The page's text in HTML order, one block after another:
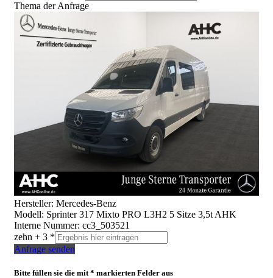
Thema der Anfrage
Hersteller: Mercedes-Benz
Modell: Sprinter 317 Mixto PRO L3H2 5 Sitze 3,5t AHK
Interne Nummer: cc3_503521
zehn + 3 *
Anfrage senden
Bitte füllen sie die mit * markierten Felder aus